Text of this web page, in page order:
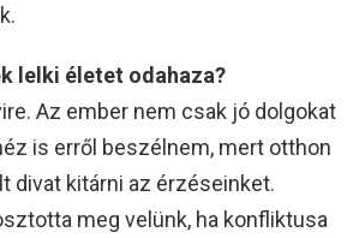
lelki életet odahaza?
Az ember nem csak jó dolgokat
is erről beszélnem, mert otthon
divat kitárni az érzéseinket.
meg velünk, ha konfliktusa